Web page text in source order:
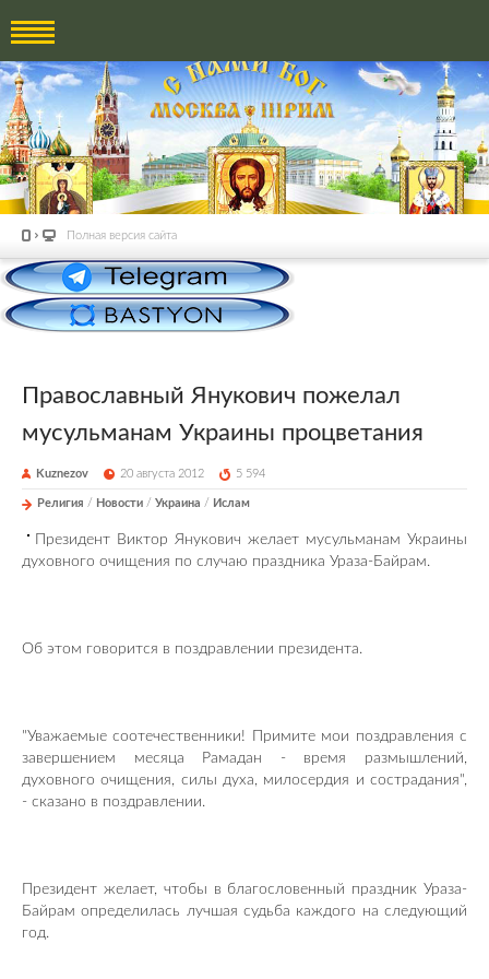
Полная версия сайта
Православный Янукович пожелал
мусульманам Украины процветания
Kuznezov 20 августа 2012 5 594
Религия / Новости / Украина / Ислам
Президент Виктор Янукович желает мусульманам Украины
духовного очищения по случаю праздника Ураза-Байрам.
Об этом говорится в поздравлении президента.
"Уважаемые соотечественники! Примите мои поздравления с
завершением месяца Рамадан - время размышлений,
духовного очищения, силы духа, милосердия и сострадания",
- сказано в поздравлении.
Президент желает, чтобы в благословенный праздник Ураза-
Байрам определилась лучшая судьба каждого на следующий
год.